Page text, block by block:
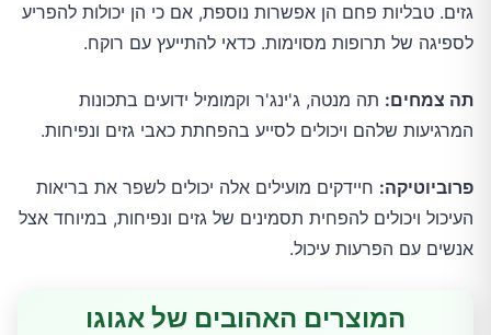
גזים. טבליות פחם הן אפשרות נוספת, אם כי הן יכולות להפריע
לספיגה של תרופות מסוימות. כדאי להתייעץ עם רוקח.
תה צמחים: תה מנטה, ג'ינג'ר וקמומיל ידועים בתכונות
המרגיעות שלהם ויכולים לסייע בהפחתת כאבי גזים ונפיחות.
פרוביוטיקה: חיידקים מועילים אלה יכולים לשפר את בריאות
העיכול ויכולים להפחית תסמינים של גזים ונפיחות, במיוחד אצל
אנשים עם הפרעות עיכול.
המוצרים האהובים של אגוגו